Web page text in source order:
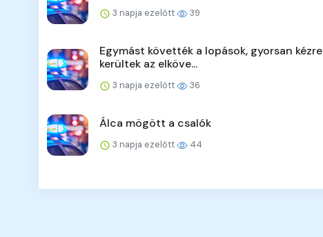
3 napja ezelőtt 39
Egymást követték a lopások, gyorsan kézre
kerültek az elköve...
3 napja ezelőtt 36
Álca mögött a csalók
3 napja ezelőtt 44